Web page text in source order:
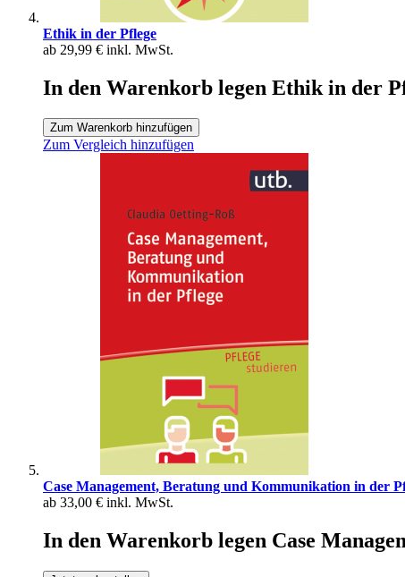
Ethik in der Pflege
ab 29,99 € inkl. MwSt.
In den Warenkorb legen Ethik in der
Zum Warenkorb hinzufügen
Zum Vergleich hinzufügen
Case Management, Beratung und Kommunikation in der
ab 33,00 € inkl. MwSt.
In den Warenkorb legen Case